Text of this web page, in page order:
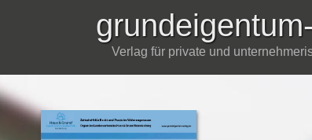
Verlag für private und